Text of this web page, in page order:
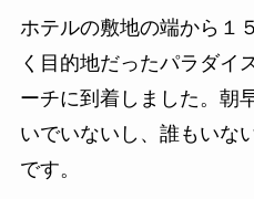
ホテルの敷地の端から１
く目的地だったパラダイ
ーチに到着しました。朝
いでいないし、誰もいな
です。